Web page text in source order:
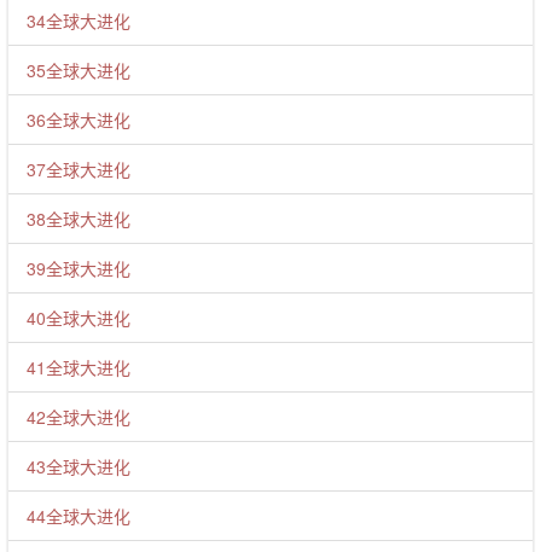
34全球大进化
35全球大进化
36全球大进化
37全球大进化
38全球大进化
39全球大进化
40全球大进化
41全球大进化
42全球大进化
43全球大进化
44全球大进化